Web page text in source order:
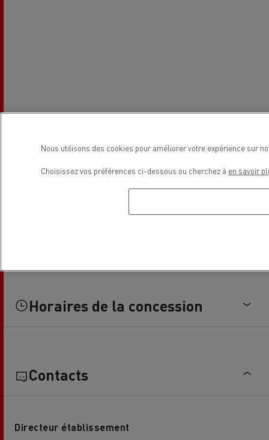
Horaires de la concession
Contacts
Directeur établissement
Nous utilisons des cookies pour améliorer votre expérience sur
Choisissez vos préférences ci-dessous ou cherchez à en savoir